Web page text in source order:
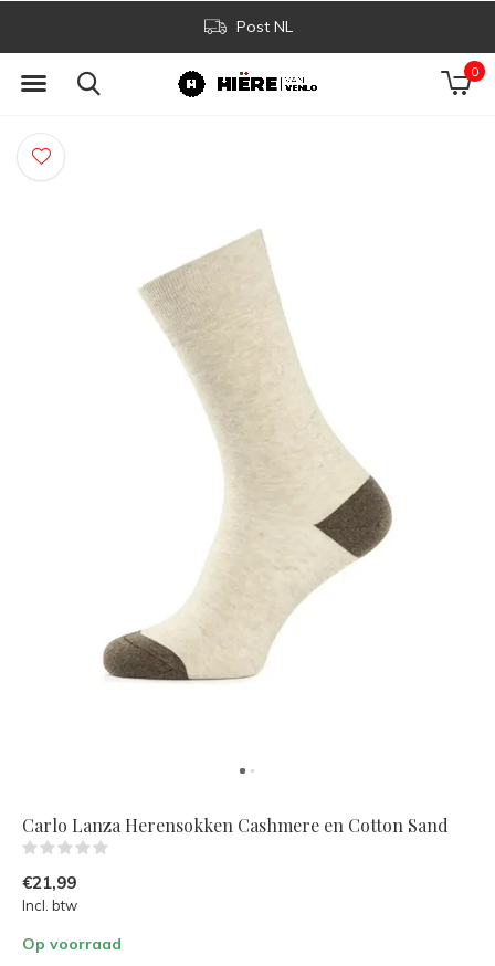
0
Post NL
Carlo Lanza Herensokken Cashmere en Cotton Sand
€21,99
Incl. btw
Op voorraad